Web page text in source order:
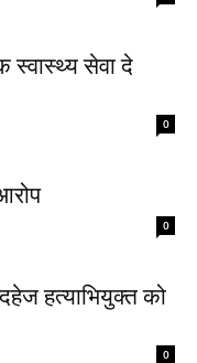
सेवा दे
0
0
दहेज हत्याभियुक्त को
0